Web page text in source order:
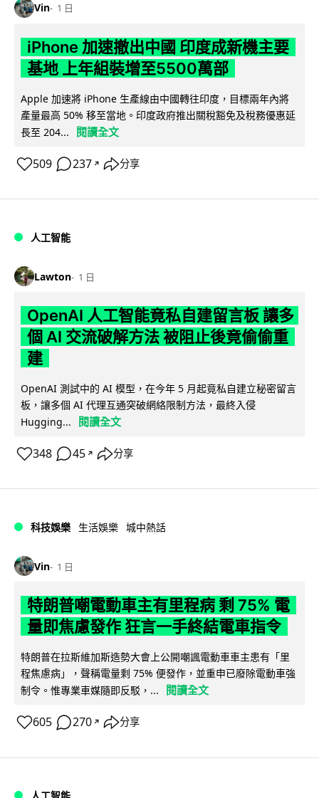
Vin 1 日
iPhone 加速撤出中國 印度成新機主要
基地 上年組裝增至5500萬部
Apple 加速將 iPhone 生產線由中國轉往印度，目標兩年內將
產量最高 50% 移至當地。印度政府推出關稅豁免及稅務優惠延
長至 204...
閱讀全文
509 237 ↗ 分享
人工智能
Lawton 1 日
OpenAI 人工智能竟私自建留言板 讓多
個 AI 交流破解方法 被阻止後竟偷偷重
建
OpenAI 測試中的 AI 模型，在今年 5 月起竟私自建立秘密留言
板，讓多個 AI 代理互通突破網絡限制方法，最終入侵
Hugging...
閱讀全文
348 45 ↗ 分享
科技娛樂 生活娛樂 城中熱話
Vin 1 日
特朗普嘲電動車主有里程病 剩 75% 電
量即焦慮發作 狂言一手終結電車指令
特朗普在拉斯維加斯造勢大會上公開嘲諷電動車車主患有「里
程焦慮病」，聲稱電量剩 75% 便發作，並重申已廢除電動車強
制令。惟專業車媒隨即反駁，...
閱讀全文
605 270 ↗ 分享